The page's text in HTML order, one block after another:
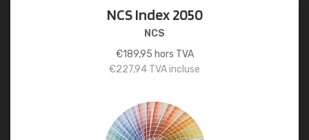
NCS Index 2050
NCS
€189,95 hors TVA
€227,94 TVA incluse